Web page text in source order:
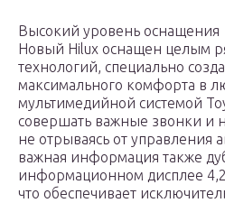
Высокий уровень оснащения
Новый Hilux оснащен целым
технологий, специально
максимального комфорта в
мультимедийной системой
совершать важные звонки и
не отрываясь от управления
важная информация также
информационном дисплее
что обеспечивает